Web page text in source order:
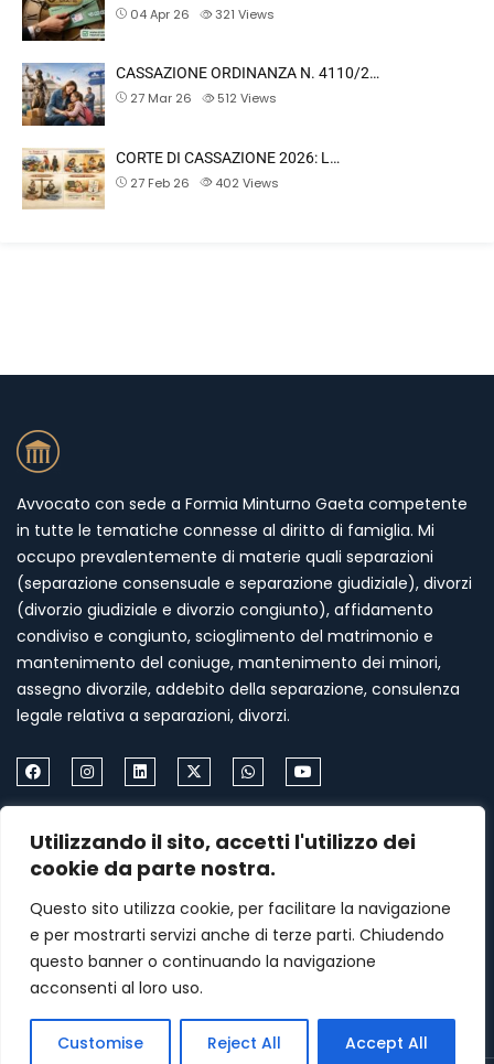
Utilizzando il sito, accetti l'utilizzo dei
cookie da parte nostra.
Questo sito utilizza cookie, per facilitare la navigazione
e per mostrarti servizi anche di terze parti. Chiudendo
questo banner o continuando la navigazione
acconsenti al loro uso.
Customise Reject All Accept All
04 Apr 26
321 Views
CASSAZIONE ORDINANZA N. 4110/2…
27 Mar 26
512 Views
CORTE DI CASSAZIONE 2026: L…
27 Feb 26
402 Views
Avvocato con sede a Formia Minturno Gaeta competente
in tutte le tematiche connesse al diritto di famiglia. Mi
occupo prevalentemente di materie quali separazioni
(separazione consensuale e separazione giudiziale), divorzi
(divorzio giudiziale e divorzio congiunto), affidamento
condiviso e congiunto, scioglimento del matrimonio e
mantenimento del coniuge, mantenimento dei minori,
assegno divorzile, addebito della separazione, consulenza
legale relativa a separazioni, divorzi.
Come Contattarmi
Formia via Palazzo Condotto 18
+39 339 459 87 67
menasomma75@gmail.com
Lunedi–Venerdì: 9am – 7pm